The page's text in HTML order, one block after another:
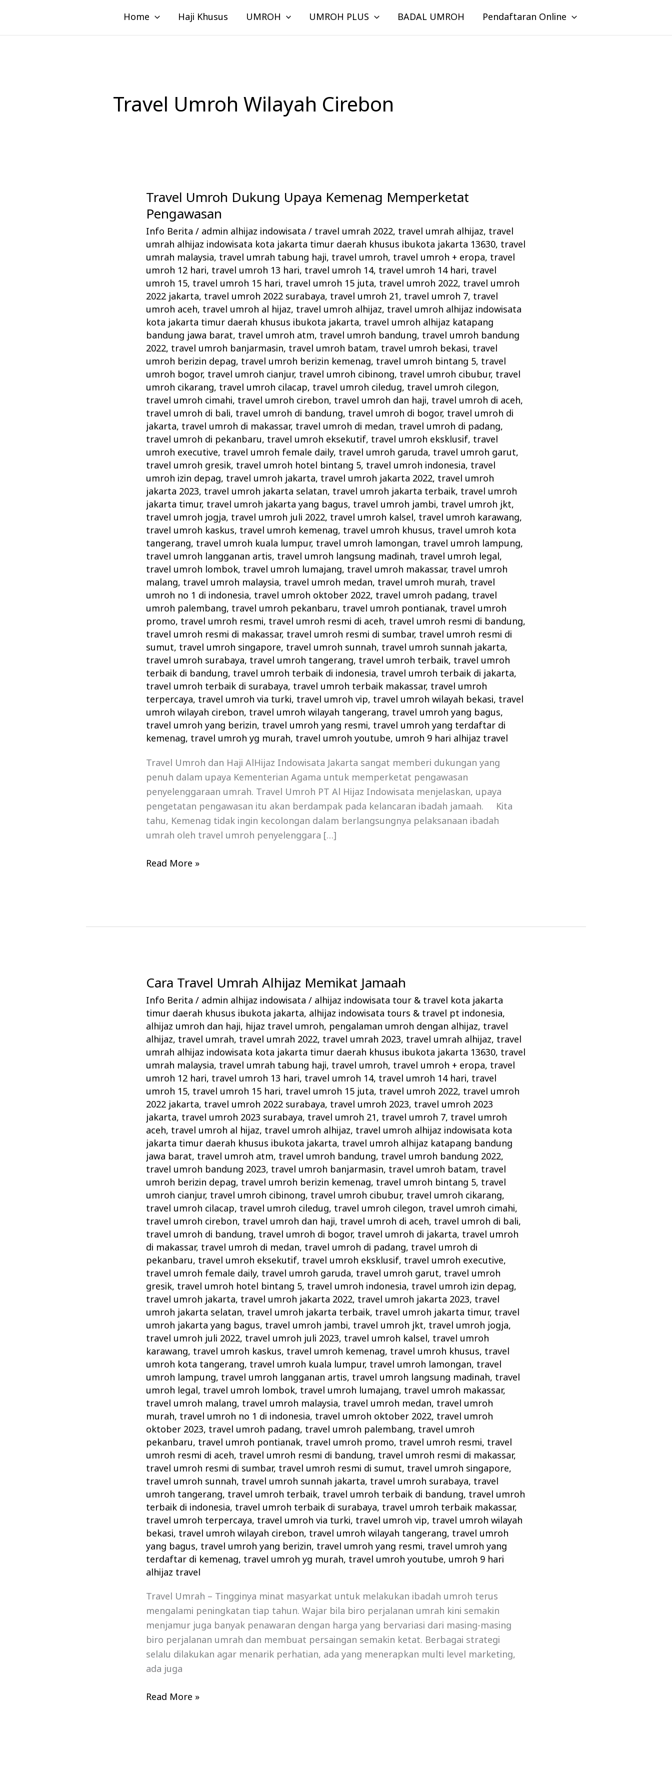
konten
Home Haji Khusus UMROH UMROH PLUS BADAL UMROH Pendaftaran Online
Travel Umroh Wilayah Cirebon
Travel Umroh Dukung Upaya Kemenag Memperketat
Pengawasan
Info Berita / admin alhijaz indowisata/ travel umrah 2022, travel umrah alhijaz, travel
umrah alhijaz indowisata kota jakarta timur daerah khusus ibukota jakarta 13630, travel
umrah malaysia, travel umrah tabung haji, travel umroh, travel umroh + eropa, travel
umroh 12 hari, travel umroh 13 hari, travel umroh 14, travel umroh 14 hari, travel
umroh 15, travel umroh 15 hari, travel umroh 15 juta, travel umroh 2022, travel umroh
2022 jakarta, travel umroh 2022 surabaya, travel umroh 21, travel umroh 7, travel
umroh aceh, travel umroh al hijaz, travel umroh alhijaz, travel umroh alhijaz indowisata
kota jakarta timur daerah khusus ibukota jakarta, travel umroh alhijaz katapang
bandung jawa barat, travel umroh atm, travel umroh bandung, travel umroh bandung
2022, travel umroh banjarmasin, travel umroh batam, travel umroh bekasi, travel
umroh berizin depag, travel umroh berizin kemenag, travel umroh bintang 5, travel
umroh bogor, travel umroh cianjur, travel umroh cibinong, travel umroh cibubur, travel
umroh cikarang, travel umroh cilacap, travel umroh ciledug, travel umroh cilegon,
travel umroh cimahi, travel umroh cirebon, travel umroh dan haji, travel umroh di aceh,
travel umroh di bali, travel umroh di bandung, travel umroh di bogor, travel umroh di
jakarta, travel umroh di makassar, travel umroh di medan, travel umroh di padang,
travel umroh di pekanbaru, travel umroh eksekutif, travel umroh eksklusif, travel
umroh executive, travel umroh female daily, travel umroh garuda, travel umroh garut,
travel umroh gresik, travel umroh hotel bintang 5, travel umroh indonesia, travel
umroh izin depag, travel umroh jakarta, travel umroh jakarta 2022, travel umroh
jakarta 2023, travel umroh jakarta selatan, travel umroh jakarta terbaik, travel umroh
jakarta timur, travel umroh jakarta yang bagus, travel umroh jambi, travel umroh jkt,
travel umroh jogja, travel umroh juli 2022, travel umroh kalsel, travel umroh karawang,
travel umroh kaskus, travel umroh kemenag, travel umroh khusus, travel umroh kota
tangerang, travel umroh kuala lumpur, travel umroh lamongan, travel umroh lampung,
travel umroh langganan artis, travel umroh langsung madinah, travel umroh legal,
travel umroh lombok, travel umroh lumajang, travel umroh makassar, travel umroh
malang, travel umroh malaysia, travel umroh medan, travel umroh murah, travel
umroh no 1 di indonesia, travel umroh oktober 2022, travel umroh padang, travel
umroh palembang, travel umroh pekanbaru, travel umroh pontianak, travel umroh
promo, travel umroh resmi, travel umroh resmi di aceh, travel umroh resmi di bandung,
travel umroh resmi di makassar, travel umroh resmi di sumbar, travel umroh resmi di
sumut, travel umroh singapore, travel umroh sunnah, travel umroh sunnah jakarta,
travel umroh surabaya, travel umroh tangerang, travel umroh terbaik, travel umroh
terbaik di bandung, travel umroh terbaik di indonesia, travel umroh terbaik di jakarta,
travel umroh terbaik di surabaya, travel umroh terbaik makassar, travel umroh
terpercaya, travel umroh via turki, travel umroh vip, travel umroh wilayah bekasi, travel
umroh wilayah cirebon, travel umroh wilayah tangerang, travel umroh yang bagus,
travel umroh yang berizin, travel umroh yang resmi, travel umroh yang terdaftar di
kemenag, travel umroh yg murah, travel umroh youtube, umroh 9 hari alhijaz travel
Travel Umroh dan Haji AlHijaz Indowisata Jakarta sangat memberi dukungan yang
penuh dalam upaya Kementerian Agama untuk memperketat pengawasan
penyelenggaraan umrah. Travel Umroh PT Al Hijaz Indowisata menjelaskan, upaya
pengetatan pengawasan itu akan berdampak pada kelancaran ibadah jamaah. Kita
tahu, Kemenag tidak ingin kecolongan dalam berlangsungnya pelaksanaan ibadah
umrah oleh travel umroh penyelenggara […]
Travel
Umroh
Dukung
Upaya
Kemenag
Memperketat
Pengawasan
Read More »
Cara Travel Umrah Alhijaz Memikat Jamaah
Info Berita / admin alhijaz indowisata/ alhijaz indowisata tour & travel kota jakarta
timur daerah khusus ibukota jakarta, alhijaz indowisata tours & travel pt indonesia,
alhijaz umroh dan haji, hijaz travel umroh, pengalaman umroh dengan alhijaz, travel
alhijaz, travel umrah, travel umrah 2022, travel umrah 2023, travel umrah alhijaz, travel
umrah alhijaz indowisata kota jakarta timur daerah khusus ibukota jakarta 13630, travel
umrah malaysia, travel umrah tabung haji, travel umroh, travel umroh + eropa, travel
umroh 12 hari, travel umroh 13 hari, travel umroh 14, travel umroh 14 hari, travel
umroh 15, travel umroh 15 hari, travel umroh 15 juta, travel umroh 2022, travel umroh
2022 jakarta, travel umroh 2022 surabaya, travel umroh 2023, travel umroh 2023
jakarta, travel umroh 2023 surabaya, travel umroh 21, travel umroh 7, travel umroh
aceh, travel umroh al hijaz, travel umroh alhijaz, travel umroh alhijaz indowisata kota
jakarta timur daerah khusus ibukota jakarta, travel umroh alhijaz katapang bandung
jawa barat, travel umroh atm, travel umroh bandung, travel umroh bandung 2022,
travel umroh bandung 2023, travel umroh banjarmasin, travel umroh batam, travel
umroh berizin depag, travel umroh berizin kemenag, travel umroh bintang 5, travel
umroh cianjur, travel umroh cibinong, travel umroh cibubur, travel umroh cikarang,
travel umroh cilacap, travel umroh ciledug, travel umroh cilegon, travel umroh cimahi,
travel umroh cirebon, travel umroh dan haji, travel umroh di aceh, travel umroh di bali,
travel umroh di bandung, travel umroh di bogor, travel umroh di jakarta, travel umroh
di makassar, travel umroh di medan, travel umroh di padang, travel umroh di
pekanbaru, travel umroh eksekutif, travel umroh eksklusif, travel umroh executive,
travel umroh female daily, travel umroh garuda, travel umroh garut, travel umroh
gresik, travel umroh hotel bintang 5, travel umroh indonesia, travel umroh izin depag,
travel umroh jakarta, travel umroh jakarta 2022, travel umroh jakarta 2023, travel
umroh jakarta selatan, travel umroh jakarta terbaik, travel umroh jakarta timur, travel
umroh jakarta yang bagus, travel umroh jambi, travel umroh jkt, travel umroh jogja,
travel umroh juli 2022, travel umroh juli 2023, travel umroh kalsel, travel umroh
karawang, travel umroh kaskus, travel umroh kemenag, travel umroh khusus, travel
umroh kota tangerang, travel umroh kuala lumpur, travel umroh lamongan, travel
umroh lampung, travel umroh langganan artis, travel umroh langsung madinah, travel
umroh legal, travel umroh lombok, travel umroh lumajang, travel umroh makassar,
travel umroh malang, travel umroh malaysia, travel umroh medan, travel umroh
murah, travel umroh no 1 di indonesia, travel umroh oktober 2022, travel umroh
oktober 2023, travel umroh padang, travel umroh palembang, travel umroh
pekanbaru, travel umroh pontianak, travel umroh promo, travel umroh resmi, travel
umroh resmi di aceh, travel umroh resmi di bandung, travel umroh resmi di makassar,
travel umroh resmi di sumbar, travel umroh resmi di sumut, travel umroh singapore,
travel umroh sunnah, travel umroh sunnah jakarta, travel umroh surabaya, travel
umroh tangerang, travel umroh terbaik, travel umroh terbaik di bandung, travel umroh
terbaik di indonesia, travel umroh terbaik di surabaya, travel umroh terbaik makassar,
travel umroh terpercaya, travel umroh via turki, travel umroh vip, travel umroh wilayah
bekasi, travel umroh wilayah cirebon, travel umroh wilayah tangerang, travel umroh
yang bagus, travel umroh yang berizin, travel umroh yang resmi, travel umroh yang
terdaftar di kemenag, travel umroh yg murah, travel umroh youtube, umroh 9 hari
alhijaz travel
Travel Umrah – Tingginya minat masyarkat untuk melakukan ibadah umroh terus
mengalami peningkatan tiap tahun. Wajar bila biro perjalanan umrah kini semakin
menjamur juga banyak penawaran dengan harga yang bervariasi dari masing-masing
biro perjalanan umrah dan membuat persaingan semakin ketat. Berbagai strategi
selalu dilakukan agar menarik perhatian, ada yang menerapkan multi level marketing,
ada juga
Cara
Travel
Umrah
Alhijaz
Memikat
Jamaah
Read More »